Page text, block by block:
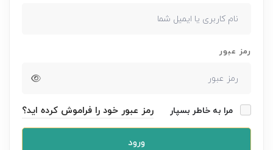
رمز عبور
مرا به خاطر بسپار رمز عبور خود را فراموش کرده اید؟
ورود